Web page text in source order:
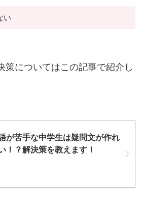
い
策についてはこの記事で紹介し
が苦手な中学生は疑問文が作れ
！？解決策を教えます！